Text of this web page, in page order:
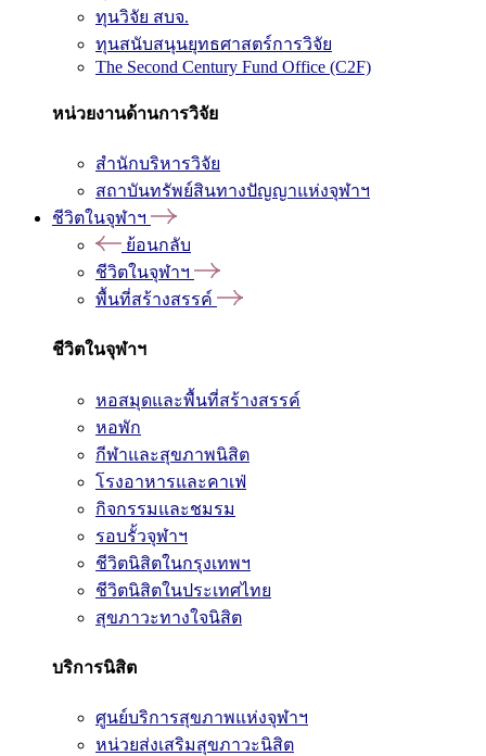
ทุนวิจัย สบจ.
ทุนสนับสนุนยุทธศาสตร์การวิจัย
The Second Century Fund Office (C2F)
หน่วยงานด้านการวิจัย
สำนักบริหารวิจัย
สถาบันทรัพย์สินทางปัญญาแห่งจุฬาฯ
ชีวิตในจุฬาฯ
ย้อนกลับ
ชีวิตในจุฬาฯ
พื้นที่สร้างสรรค์
ชีวิตในจุฬาฯ
หอสมุดและพื้นที่สร้างสรรค์
หอพัก
กีฬาและสุขภาพนิสิต
โรงอาหารและคาเฟ่
กิจกรรมและชมรม
รอบรั้วจุฬาฯ
ชีวิตนิสิตในกรุงเทพฯ
ชีวิตนิสิตในประเทศไทย
สุขภาวะทางใจนิสิต
บริการนิสิต
ศูนย์บริการสุขภาพแห่งจุฬาฯ
หน่วยส่งเสริมสุขภาวะนิสิต